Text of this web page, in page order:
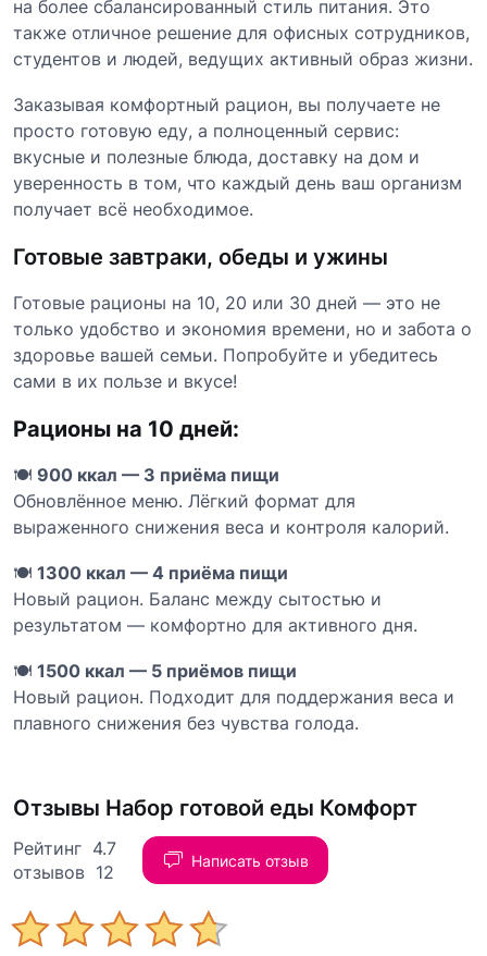
на более сбалансированный стиль питания. Это
также отличное решение для офисных сотрудников,
студентов и людей, ведущих активный образ жизни.
Заказывая комфортный рацион, вы получаете не
просто готовую еду, а полноценный сервис:
вкусные и полезные блюда, доставку на дом и
уверенность в том, что каждый день ваш организм
получает всё необходимое.
Готовые завтраки, обеды и ужины
Готовые рационы на 10, 20 или 30 дней — это не
только удобство и экономия времени, но и забота о
здоровье вашей семьи. Попробуйте и убедитесь
сами в их пользе и вкусе!
Рационы на 10 дней:
🍽 900 ккал — 3 приёма пищи
Обновлённое меню. Лёгкий формат для
выраженного снижения веса и контроля калорий.
🍽 1300 ккал — 4 приёма пищи
Новый рацион. Баланс между сытостью и
результатом — комфортно для активного дня.
🍽 1500 ккал — 5 приёмов пищи
Новый рацион. Подходит для поддержания веса и
плавного снижения без чувства голода.
Отзывы Набор готовой еды Комфорт
Рейтинг 4.7
отзывов 12
Написать отзыв